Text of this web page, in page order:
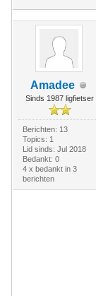
Amadee
Sinds 1987 ligfietser
Berichten: 13
Topics: 1
Lid sinds: Jul 2018
Bedankt: 0
4 x bedankt in 3
berichten